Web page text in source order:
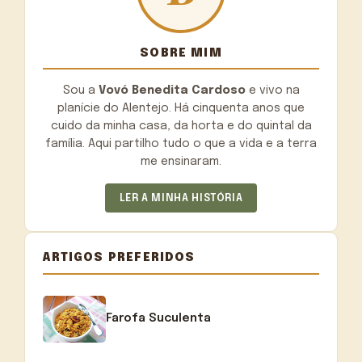
SOBRE MIM
Sou a Vovó Benedita Cardosoe vivo na
planície do Alentejo. Há cinquenta anos que
cuido da minha casa, da horta e do quintal da
família. Aqui partilho tudo o que a vida e a terra
me ensinaram.
LER A MINHA HISTÓRIA
ARTIGOS PREFERIDOS
Farofa Suculenta